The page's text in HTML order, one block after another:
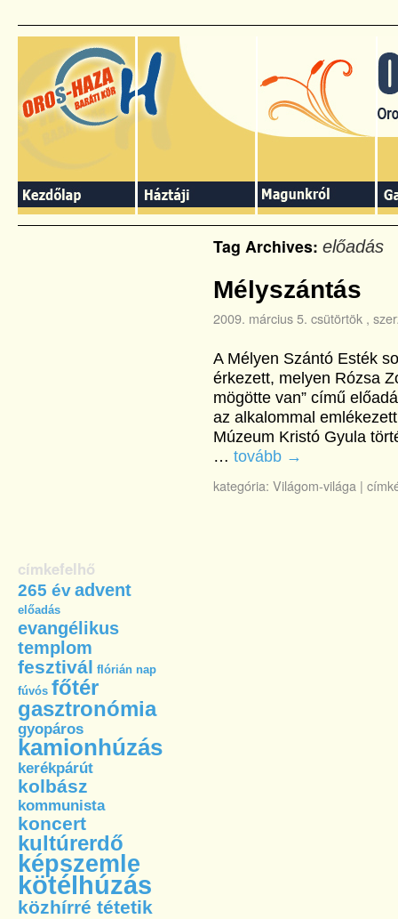
címkefelhő
265 évadvent
előadás
evangélikus
templom
fesztivál flórián nap
fúvós főtér
gasztronómia
gyopáros
kamionhúzás
kerékpárút
kolbász
kommunista
koncert
kultúrerdő
képszemle
kötélhúzás
közhírré tétetik
Tag Archives: előadás
Mélyszántás
2009. március 5. csütörtök ,
A Mélyen Szántó Esték
érkezett, melyen Rózsa
mögötte van” című
az alkalommal
Múzeum Kristó Gyula
… tovább →
kategória: Világom-világa |